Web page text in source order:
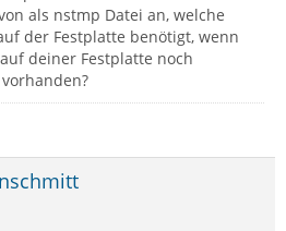
als nstmp Datei an, welche
der Festplatte benötigt, wenn
deiner Festplatte noch